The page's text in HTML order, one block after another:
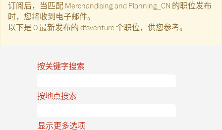
订阅后，当匹配 Merchandising and Planning_CN 的职位发布
时，您将收到电子邮件。
以下是 0 最新发布的 dfsventure 个职位，供您参考。
按关键字搜索
按地点搜索
显示更多选项